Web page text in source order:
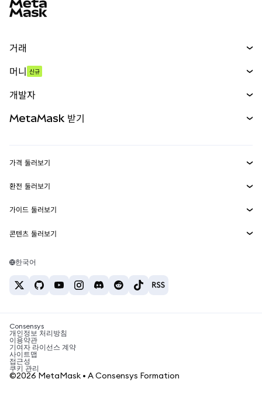
거래
무기한 선물
실물자산
머니 신규
개발자
MetaMask Connect
Snaps
웹3 서비스
MetaMask 받기
보안
고객 지원
채용
가격 둘러보기
이더리움 가격
솔라나 가격
테더 가격
환전 둘러보기
ETH를 USD로 환전
USDT를 INR로 환전
BTC를 INR로 환전
ETH를 USDT로 환전
가이드 둘러보기
ETH 매수
USDT 매수
SHIB 매수
BNB 매수
콘텐츠 둘러보기
솔라나 지갑
암호화폐 세금 뉴스
암호화폐 매수 방법
비트코인 매도 방법
한국어
Consensys
개인정보 처리방침
이용약관
기여자 라이선스 계약
사이트맵
접근성
쿠키 관리
©2026 MetaMask • A Consensys Formation